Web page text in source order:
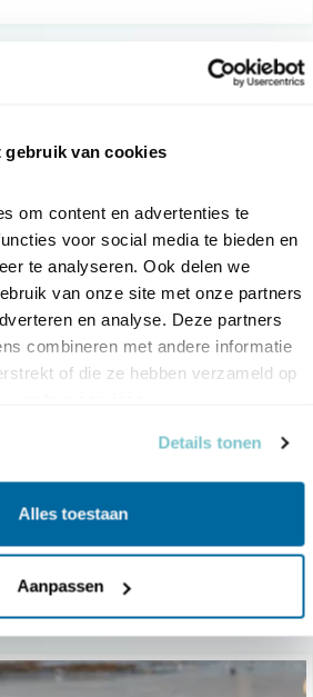
gebruik van cookies
om content en advertenties te
voor social media te bieden en
te analyseren. Ook delen we
van onze site met onze partners
en analyse. Deze partners
combineren met andere informatie
of die ze hebben verzameld op
Details tonen
Alles toestaan
Aanpassen
onze Partners is door corona
helpen!